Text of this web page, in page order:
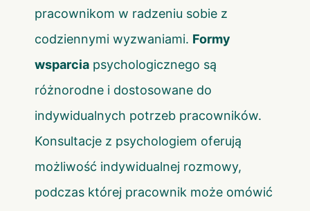
pracownikom w radzeniu sobie z
codziennymi wyzwaniami. Formy
wsparcia psychologicznego są
różnorodne i dostosowane do
indywidualnych potrzeb pracowników.
Konsultacje z psychologiem oferują
możliwość indywidualnej rozmowy,
podczas której pracownik może omówić